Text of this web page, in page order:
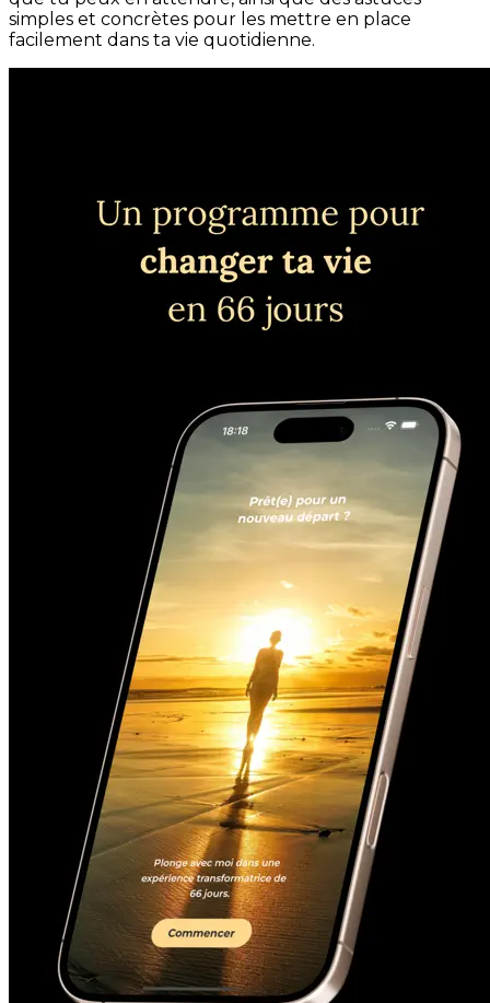
simples et concrètes pour les mettre en place
facilement dans ta vie quotidienne.